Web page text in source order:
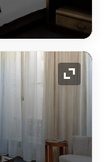
展开